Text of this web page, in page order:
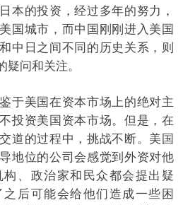
本的投资，经过多年的努力，
国城市，而中国刚刚进入美国
中日之间不同的历史关系，则
疑问和关注。
美国在资本市场上的绝对主
投资美国资本市场。但是，在
道的过程中，挑战不断。美国
地位的公司会感觉到外资对他
、政治家和民众都会提出疑
后可能会给他们造成一些困